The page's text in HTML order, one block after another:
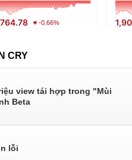
-0.66%
CRY
view tái hợp trong "Mùi
Beta
lỗi